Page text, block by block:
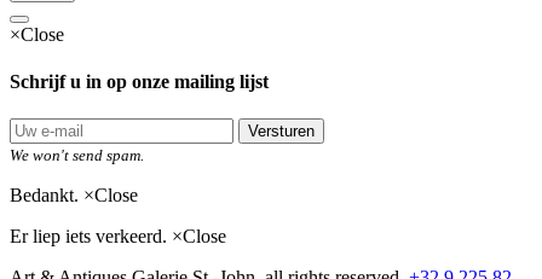
×Close
Schrijf u in op onze mailing lijst
Versturen
We won't send spam.
Bedankt. ×Close
Er liep iets verkeerd. ×Close